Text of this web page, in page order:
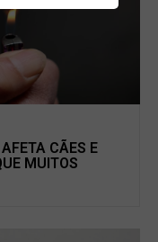
CÃES E
MUITOS